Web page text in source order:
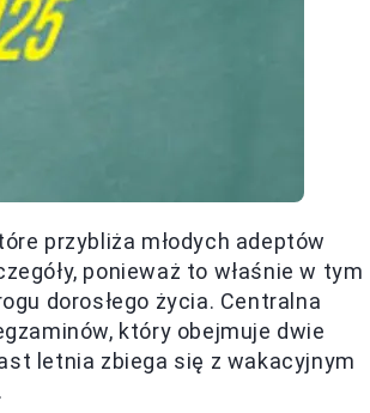
przybliża młodych adeptów
ponieważ to właśnie w tym
dorosłego życia. Centralna
który obejmuje dwie
letnia zbiega się z wakacyjnym